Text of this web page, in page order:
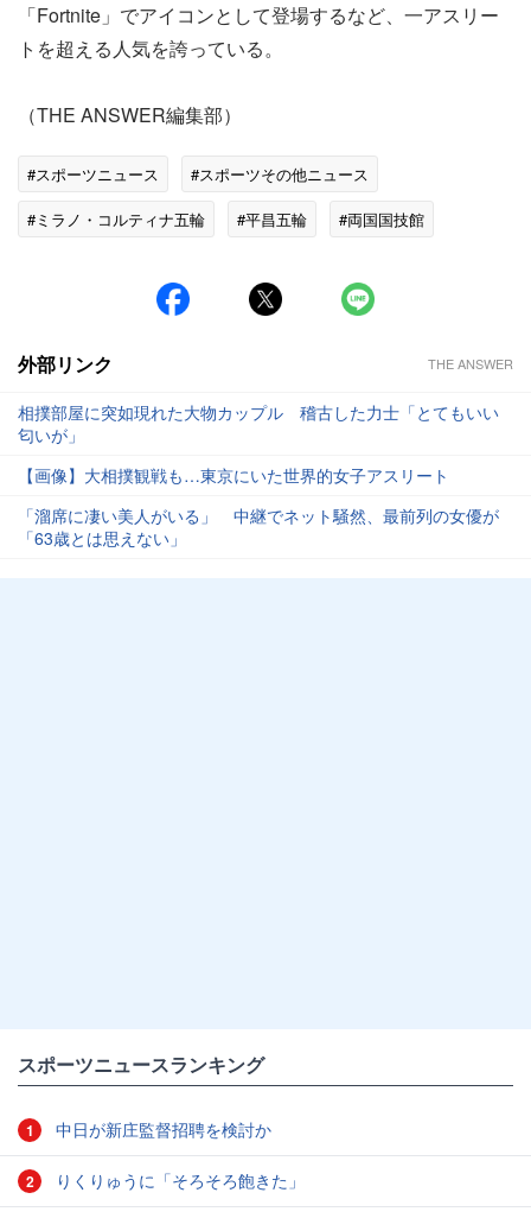
「Fortnite」でアイコンとして登場するなど、一アスリー
トを超える人気を誇っている。
（THE ANSWER編集部）
#スポーツニュース
#スポーツその他ニュース
#ミラノ・コルティナ五輪
#平昌五輪
#両国国技館
外部リンク THE ANSWER
相撲部屋に突如現れた大物カップル 稽古した力士「とてもいい
匂いが」
【画像】大相撲観戦も…東京にいた世界的女子アスリート
「溜席に凄い美人がいる」 中継でネット騒然、最前列の女優が
「63歳とは思えない」
スポーツニュースランキング
1 中日が新庄監督招聘を検討か
2 りくりゅうに「そろそろ飽きた」